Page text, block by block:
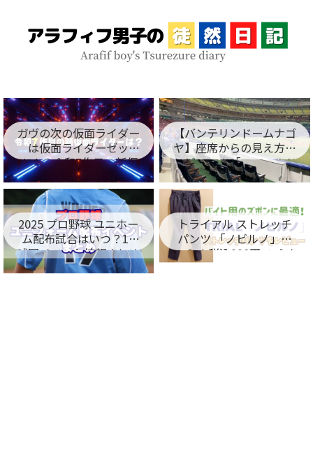
ガヴの次の仮面ライダー
は仮面ライダーゼッ
ツ！？令和7作目の新仮
面ライダー名が判明！
【バンテリンドームナゴ
ヤ】座席からの見え方を
レビュー！「フィールド
シート編」
2025 プロ野球 ユニホー
ム配布試合はいつ？12
球団イベント情報まとめ
トライアル ストレッチ
パンツ 「ノビルノ」口
コミ！税込998円でバイ
ト用のズボンに最適！